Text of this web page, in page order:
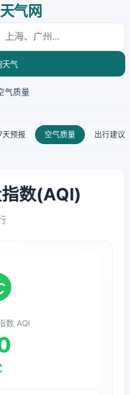
气网
气
气质量
天预报 空气质量 出行建议
数(AQI)
数 AQI